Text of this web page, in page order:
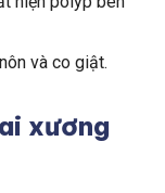
và co giật.
xương